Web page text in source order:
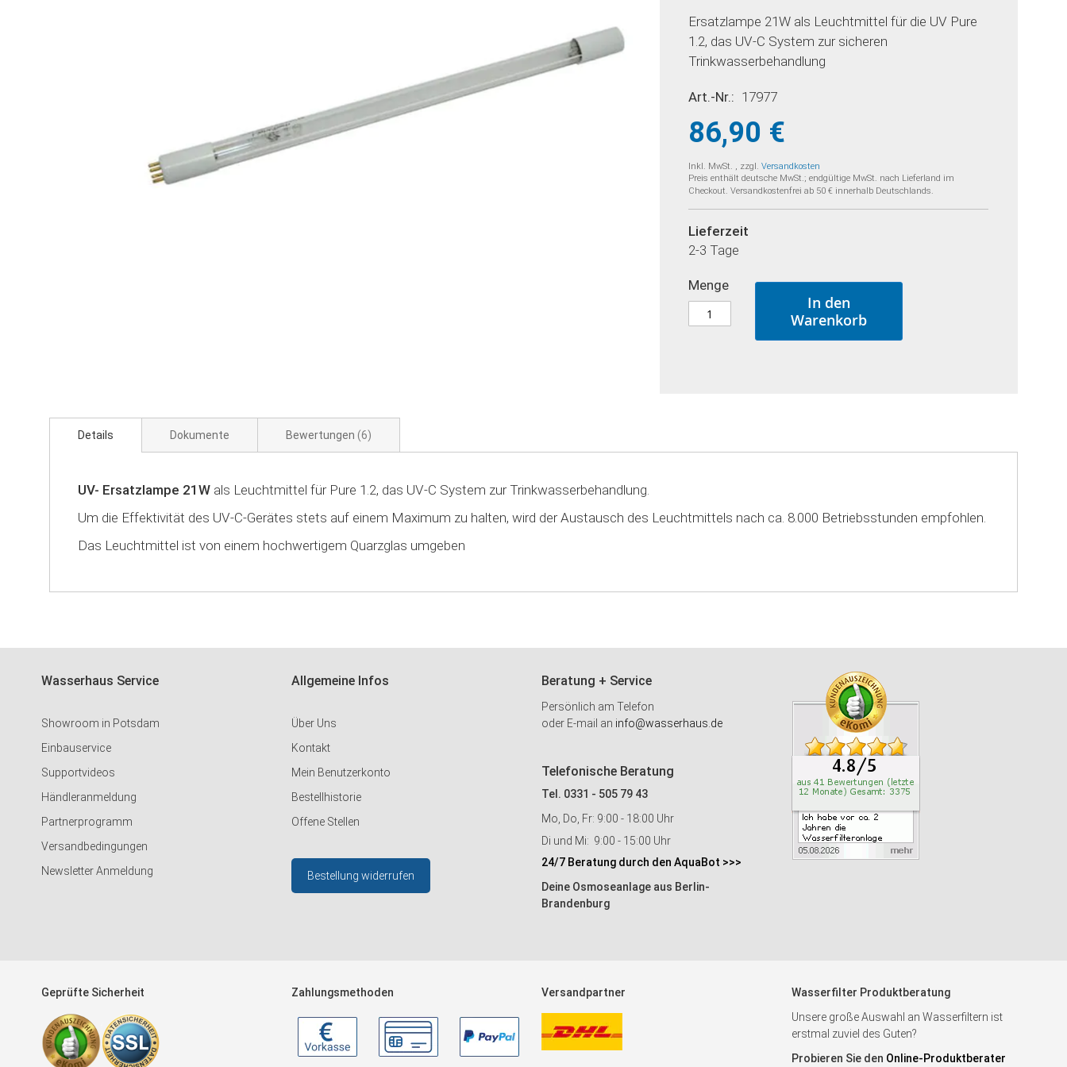
Bildgalerie
springen
Ersatzlampe 21W als Leuchtmittel für die UV Pure
1.2, das UV-C System zur sicheren
Trinkwasserbehandlung
Art.-Nr. 17977
86,90 €
Inkl. MwSt. , zzgl.Versandkosten
Preis enthält deutsche MwSt.; endgültige MwSt. nach Lieferland im
Checkout. Versandkostenfrei ab 50 € innerhalb Deutschlands.
Lieferzeit
2-3 Tage
Menge
In den
Warenkorb
Details Dokumente Bewertungen 6
UV- Ersatzlampe 21W als Leuchtmittel für Pure 1.2, das UV-C System zur Trinkwasserbehandlung.
Um die Effektivität des UV-C-Gerätes stets auf einem Maximum zu halten, wird der Austausch des Leuchtmittels nach ca. 8.000 Betriebsstunden empfohlen.
Das Leuchtmittel ist von einem hochwertigem Quarzglas umgeben
Wasserhaus Service
Showroom in Potsdam
Einbauservice
Supportvideos
Händleranmeldung
Partnerprogramm
Versandbedingungen
Newsletter Anmeldung
Allgemeine Infos
Über Uns
Kontakt
Mein Benutzerkonto
Bestellhistorie
Offene Stellen
Bestellung widerrufen
Beratung + Service
Persönlich am Telefon
oder E-mail an info@wasserhaus.de
Telefonische Beratung
Tel. 0331 - 505 79 43
Mo, Do, Fr: 9:00 - 18:00 Uhr
Di und Mi: 9:00 - 15:00 Uhr
24/7 Beratung durch den AquaBot >>>
Deine Osmoseanlage aus Berlin-
Brandenburg
Geprüfte Sicherheit Zahlungsmethoden Versandpartner
Wasserfilter Produktberatung
Unsere große Auswahl an Wasserfiltern ist
erstmal zuviel des Guten?
Probieren Sie den Online-Produktberater